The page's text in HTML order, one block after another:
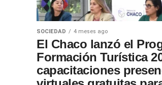
SOCIEDAD 4 meses ago
El Chaco lanzó el
Formación Turística
capacitaciones